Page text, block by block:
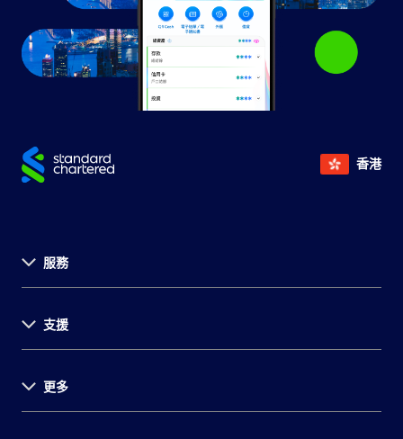
香港
服務
投資者關係
支援中心
支援
環球研究
更多